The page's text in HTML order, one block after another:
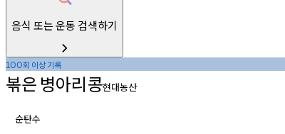
음식 또는 운동 검색하기
100회 이상기록
볶은 병아리콩현대농산
순탄수